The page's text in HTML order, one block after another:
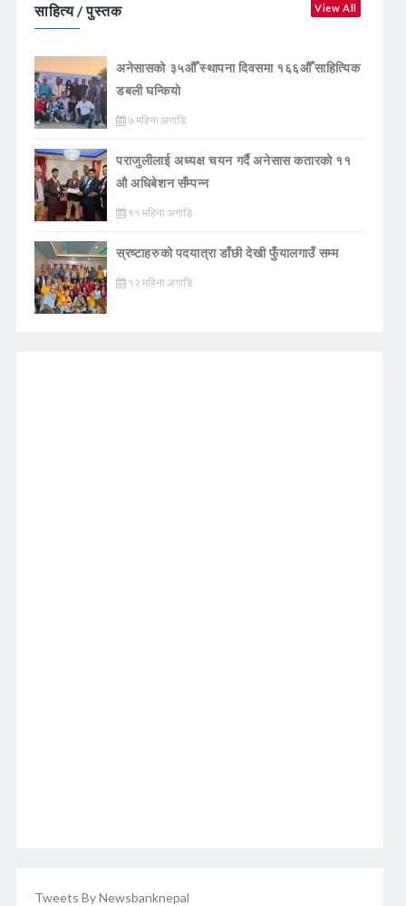
साहित्य / पुस्तक View All
अनेसासको ३५औँ स्थापना दिवसमा १६६औँ साहित्यिक
डबली घन्कियाे
७ महिना अगाडि
पराजुलीलाई अध्यक्ष चयन गर्दै अनेसास कतारको ११
औ अधिबेशन सँम्पन्न
११ महिना अगाडि
स्रष्टाहरुको पदयात्रा डाँछी देखी फुँयालगाउँ सम्म
१२ महिना अगाडि
Tweets By Newsbanknepal